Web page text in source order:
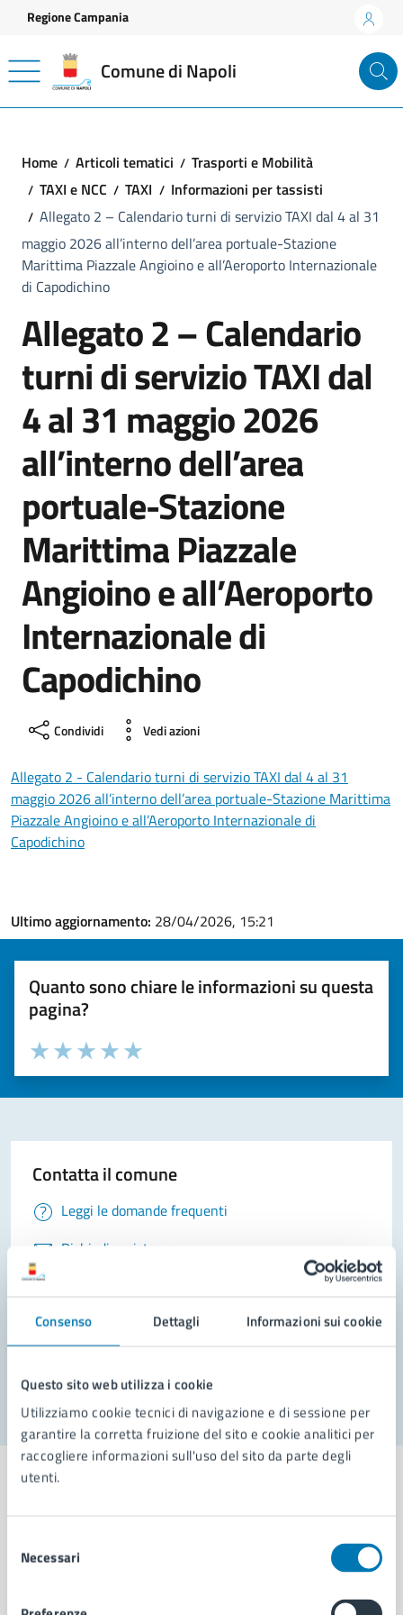
Consenso Dettagli Informazioni sui cookie
Questo sito web utilizza i cookie
Utilizziamo cookie tecnici di navigazione e di sessione per
garantire la corretta fruizione del sito e cookie analitici per
raccogliere informazioni sull'uso del sito da parte degli
utenti.
delNecessari
Vai ai contenuti
Vai al footer
Regione Campania
Comune di Napoli
Home Articoli tematici
Trasporti e Mobilità
TAXI e NCC
TAXI
Informazioni per tassisti
Allegato 2 – Calendario turni di servizio TAXI dal 4 al 31
maggio 2026 all’interno dell’area portuale-Stazione
Marittima Piazzale Angioino e all’Aeroporto Internazionale
di Capodichino
Allegato 2 – Calendario
turni di servizio TAXI dal
4 al 31 maggio 2026
all’interno dell’area
portuale-Stazione
Marittima Piazzale
Angioino e all’Aeroporto
Internazionale di
Capodichino
Condividi Vedi azioni
Allegato 2 - Calendario turni di servizio TAXI dal 4 al 31
maggio 2026 all’interno dell’area portuale-Stazione Marittima
Piazzale Angioino e all’Aeroporto Internazionale di
Capodichino
Ultimo aggiornamento: 28/04/2026, 15:21
Quanto sono chiare le informazioni su questa
pagina?
Valuta la chiarezza delle informazioni (da 1 a 5 stelle)
Seleziona il numero di stelle per valutare la chiarezza delle
Valuta 5 stelle su 5
Valuta 4 stelle su 5
Valuta 3 stelle su 5
Valuta 2 stelle su 5
Valuta 1 stelle su 5
Contatta il comune
Leggi le domande frequenti
Richiedi assistenza
Problemi in città